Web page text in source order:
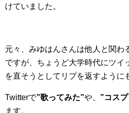
けていました。
元々、みゆはんさんは他人と関わ
ですが、ちょうど大学時代にツイ
を直そうとしてリプを返すように
Twitterで”歌ってみた”や、 ”コス
ます。